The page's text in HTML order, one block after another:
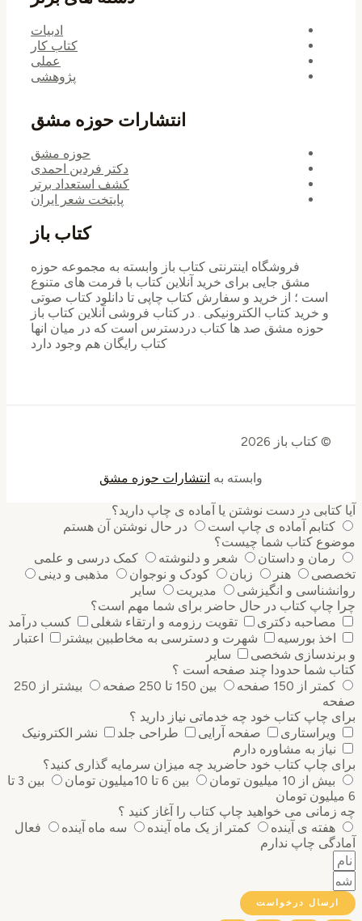
ادبیات
کتاب کار
عملی
پژوهشی
انتشارات حوزه مشق
حوزه مشق
دکتر فردین احمدی
کشف استعداد برتر
پایتخت شعر ایران
کتاب باز
فروشگاه اینترنتی کتاب باز وابسته به مجموعه حوزه
مشق جایی برای خرید ‌آنلاین کتاب با فرمت های متنوع
است ؛ از خرید و سفارش کتاب چاپی تا دانلود کتاب صوتی
و خرید کتاب الکترونیکی . در کتاب فروشی آنلاین کتاب باز
حوزه مشق صد ها کتاب دردسترس است که در میان انها
کتاب رایگان هم وجود دارد
© کتاب باز 2026
وابسته به انتشارات حوزه مشق
آیا کتابی در دست نوشتن یا آماده ی چاپ دارید؟
کتابم آماده ی چاپ است
در حال نوشتن آن هستم
موضوع کتاب شما چیست؟
رمان و داستان
شعر و دلنوشته
کمک درسی و علمی
تخصصی
هنر زبان کودک و نوجوان
مذهبی و دینی
روانشناسی و انگیزشی
مدیریت
سایر
چرا چاپ کتاب در حال حاضر برای شما مهم است؟
مصاحبه دکتری
تقویت رزومه و ارتقاء شغلی
کسب درآمد
اخذ بورسیه
شهرت و دسترسی به مخاطبین بیشتر
اعتبار
و برندسازی شخصی
سایر
کتاب شما حدودا چند صفحه است ؟
کمتر از 150 صفحه
بین 150 تا 250 صفحه
بیشتر از 250
صفحه
برای چاپ کتاب خود چه خدماتی نیاز دارید ؟
ویراستاری
صفحه آرایی طراحی جلد
نشر الکترونیک
نیاز به مشاوره دارم
برای چاپ کتاب خود حاضرید چه میزان سرمایه گذاری ‌کنید؟
بیش از 10 میلیون تومان
بین 6 تا 10میلیون تومان
بین 3 تا
6 میلیون تومان
چه زمانی می خواهید چاپ کتاب را آغاز کنید ؟
هفته ی آینده
کمتر از یک ماه آینده سه ماه آینده
فعال
آمادگی چاپ ندارم
ارسال درخواست